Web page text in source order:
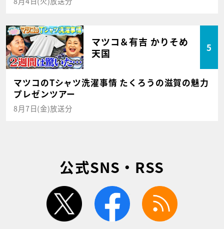
マツコ＆有吉 かりそめ
天国
5
マツコのTシャツ洗濯事情 たくろうの滋賀の魅力
プレゼンツアー
8月7日(金)放送分
公式SNS・RSS
twitter facebook